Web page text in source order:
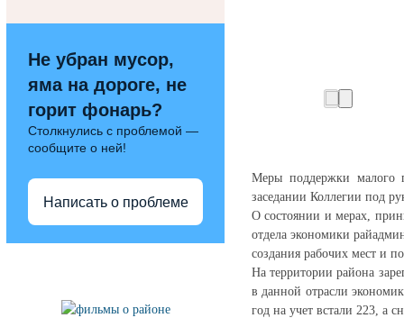
Не убран мусор,
яма на дороге, не
горит фонарь?
Столкнулись с проблемой —
сообщите о ней!
Написать о проблеме
Меры поддержки малого
заседании Коллегии под
О состоянии и мерах,
отдела экономики
создания рабочих мест и
На территории района
в данной отрасли
год на учет встали 223, а